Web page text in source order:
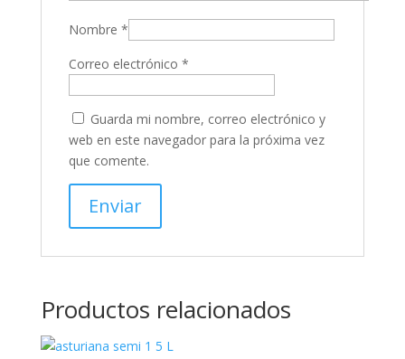
Nombre *
Correo electrónico *
Guarda mi nombre, correo electrónico y
web en este navegador para la próxima vez
que comente.
Productos relacionados